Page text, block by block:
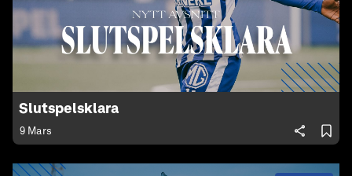
Slutspelsklara
9 Mars